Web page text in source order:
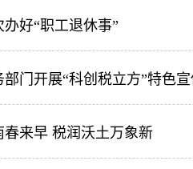
好“职工退休事”
门开展“科创税立方”特色
来早 税润沃土万象新